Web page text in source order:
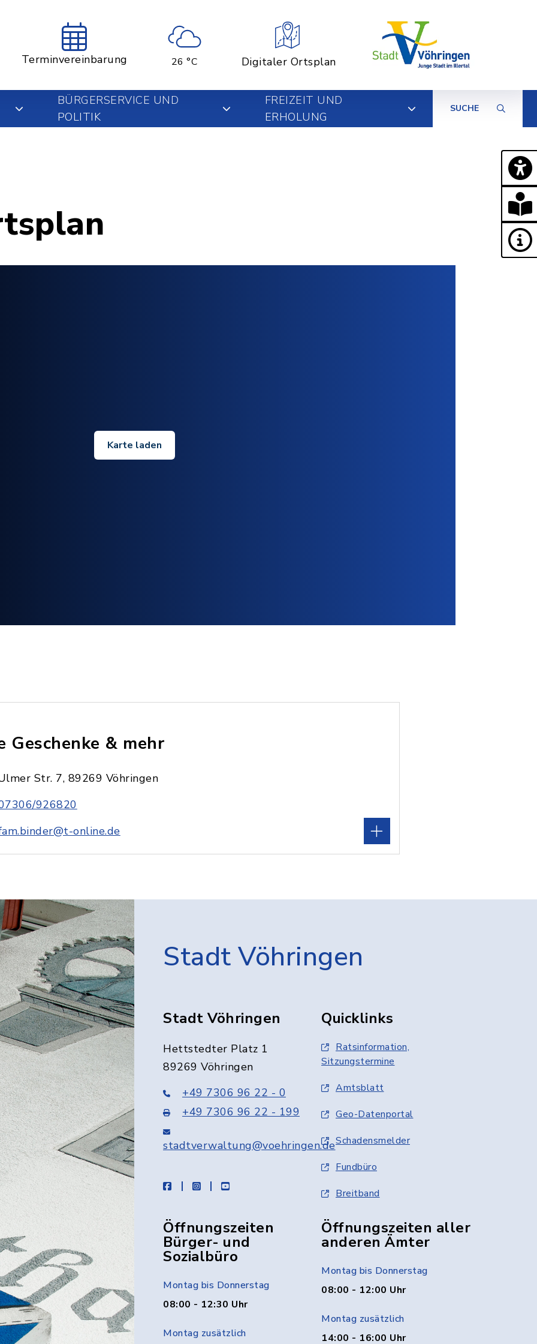
Terminvereinbarung 26 °C Digitaler Ortsplan
BÜRGERSERVICE UND
POLITIK
FREIZEIT UND
ERHOLUNG
SUCHE
Karte laden
Geschenke & mehr
Str. 7, 89269 Vöhringen
926820
online.de
Stadt Vöhringen
Stadt Vöhringen
Hettstedter Platz 1
89269 Vöhringen
+49 7306 96 22 - 0
+49 7306 96 22 - 199
stadtverwaltung@voehringen.de
facebookinstagramyoutube
Quicklinks
Ratsinformation,
Sitzungstermine
Amtsblatt
Geo-Datenportal
Schadensmelder
Fundbüro
Breitband
Öffnungszeiten
Bürger- und
Sozialbüro
Montag bis Donnerstag
08:00 - 12:30 Uhr
Montag zusätzlich
Öffnungszeiten aller
anderen Ämter
Montag bis Donnerstag
08:00 - 12:00 Uhr
Montag zusätzlich
14:00 - 16:00 Uhr